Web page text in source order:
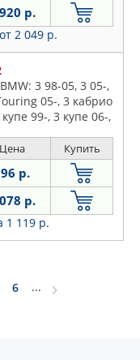
р.
от 2 049 р.
3 98-05, 3 05-,
05-, 3 кабрио
99-, 3 купе 06-,
Цена Купить
р.
р.
1 119 р.
6 ...